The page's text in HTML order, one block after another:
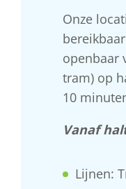
Onze
openbaar
tram) op
10
Vanaf
Lijnen: